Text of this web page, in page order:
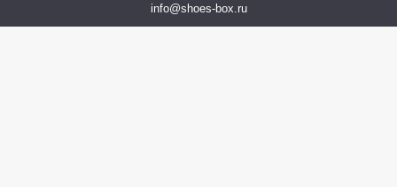
info@shoes-box.ru